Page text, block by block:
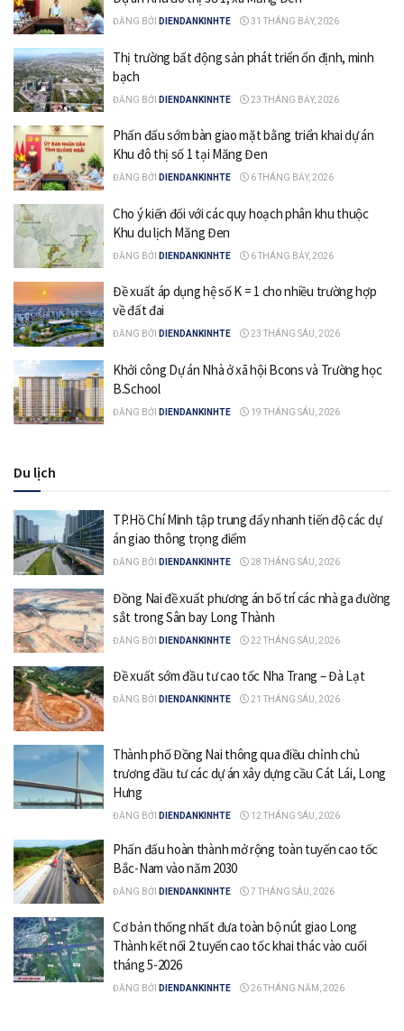
ĐĂNG BỞI DIENDANKINHTE 31 THÁNG BẢY, 2026
Thị trường bất động sản phát triển ổn định, minh
bạch
ĐĂNG BỞI DIENDANKINHTE 23 THÁNG BẢY, 2026
Phấn đấu sớm bàn giao mặt bằng triển khai dự án
Khu đô thị số 1 tại Măng Đen
ĐĂNG BỞI DIENDANKINHTE 6 THÁNG BẢY, 2026
Cho ý kiến đối với các quy hoạch phân khu thuộc
Khu du lịch Măng Đen
ĐĂNG BỞI DIENDANKINHTE 6 THÁNG BẢY, 2026
Đề xuất áp dụng hệ số K = 1 cho nhiều trường hợp
về đất đai
ĐĂNG BỞI DIENDANKINHTE 23 THÁNG SÁU, 2026
Khởi công Dự án Nhà ở xã hội Bcons và Trường học
B.School
ĐĂNG BỞI DIENDANKINHTE 19 THÁNG SÁU, 2026
Du lịch
TP.Hồ Chí Minh tập trung đẩy nhanh tiến độ các dự
án giao thông trọng điểm
ĐĂNG BỞI DIENDANKINHTE 28 THÁNG SÁU, 2026
Đồng Nai đề xuất phương án bố trí các nhà ga đường
sắt trong Sân bay Long Thành
ĐĂNG BỞI DIENDANKINHTE 22 THÁNG SÁU, 2026
Đề xuất sớm đầu tư cao tốc Nha Trang – Đà Lạt
ĐĂNG BỞI DIENDANKINHTE 21 THÁNG SÁU, 2026
Thành phố Đồng Nai thông qua điều chỉnh chủ
trương đầu tư các dự án xây dựng cầu Cát Lái, Long
Hưng
ĐĂNG BỞI DIENDANKINHTE 12 THÁNG SÁU, 2026
Phấn đấu hoàn thành mở rộng toàn tuyến cao tốc
Bắc-Nam vào năm 2030
ĐĂNG BỞI DIENDANKINHTE 7 THÁNG SÁU, 2026
Cơ bản thống nhất đưa toàn bộ nút giao Long
Thành kết nối 2 tuyến cao tốc khai thác vào cuối
tháng 5-2026
ĐĂNG BỞI DIENDANKINHTE 26 THÁNG NĂM, 2026